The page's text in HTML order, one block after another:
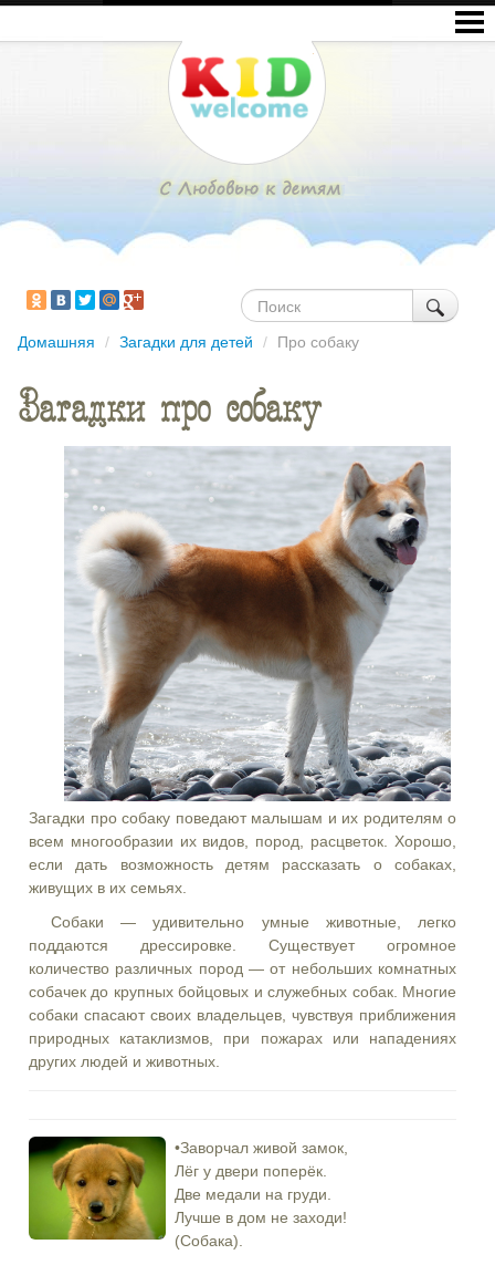
Домашняя / Загадки для детей / Про собаку
Загадки про собаку
Загадки про собаку поведают малышам и их родителям о
всем многообразии их видов, пород, расцветок. Хорошо,
если дать возможность детям рассказать о собаках,
живущих в их семьях.
Собаки — удивительно умные животные, легко
поддаются дрессировке. Существует огромное
количество различных пород — от небольших комнатных
собачек до крупных бойцовых и служебных собак. Многие
собаки спасают своих владельцев, чувствуя приближения
природных катаклизмов, при пожарах или нападениях
других людей и животных.
•Заворчал живой замок,
Лёг у двери поперёк.
Две медали на груди.
Лучше в дом не заходи!
(Собака).